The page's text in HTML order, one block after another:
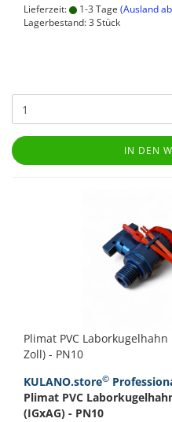
Lieferzeit:
1-3 Tage (Ausland
Lagerbestand: 3 Stück
IN DEN
Plimat PVC Laborkugelhahn
Zoll) - PN10
KULANO.store©
Plimat PVC
(IGxAG) - PN10